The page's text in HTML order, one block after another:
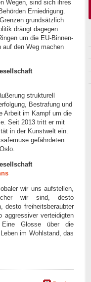
Wegen, sind sich ihres
Erniedrigung.
grundsätzlich
drängt dagegen
um die EU-Binnen-
den Weg machen
strukturell
Bestrafung und
Arbeit im Kampf um die
Seit 2013 tritt er mit
in der Kunstwelt ein.
gefährdeten
wir uns aufstellen,
wir sind, desto
desto freiheitsberaubter
aggressiver verteidigten
Glosse über die
im Wohlstand, das